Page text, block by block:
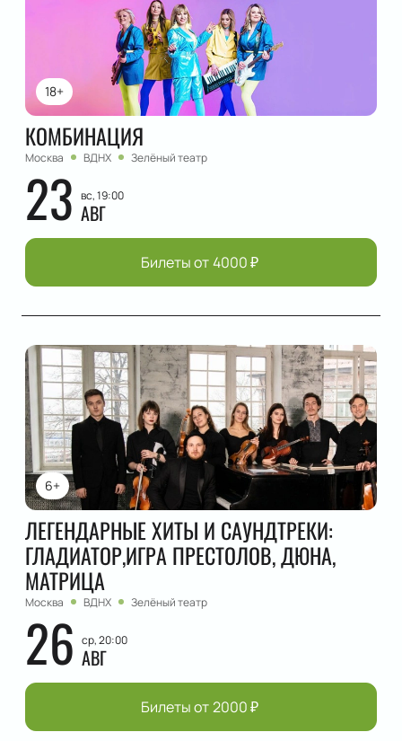
18+
КОМБИНАЦИЯ
Москва ВДНХ Зелёный театр
23 вс, 19:00
АВГ
Билеты от 4000₽
6+
ЛЕГЕНДАРНЫЕ ХИТЫ И САУНДТРЕКИ:
ГЛАДИАТОР,ИГРА ПРЕСТОЛОВ, ДЮНА,
МАТРИЦА
Москва ВДНХ Зелёный театр
26 ср, 20:00
АВГ
Билеты от 2000₽